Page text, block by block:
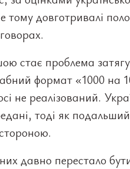
довготривалі
стає проблема
формат «1000 на
не реалізований.
тоді як
давно перестало